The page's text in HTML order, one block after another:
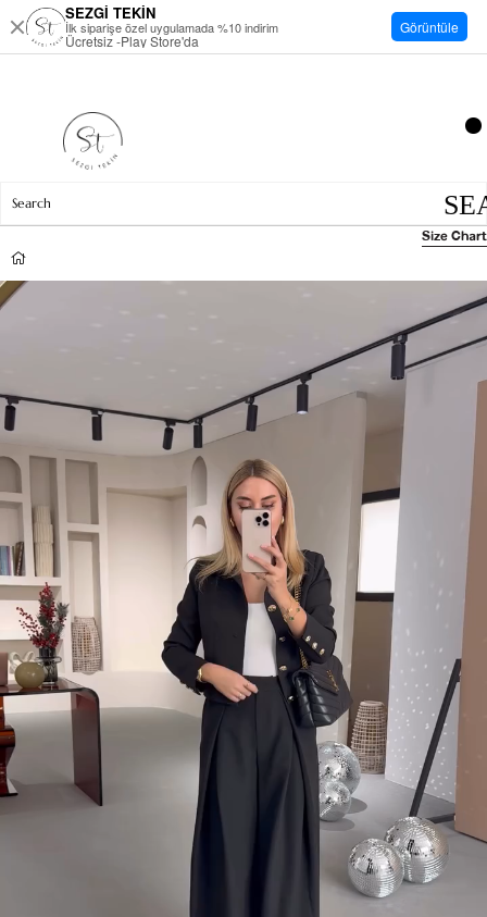
Size Chart
SEZGİ TEKİN
İlk siparişe özel uygulamada %10 indirim
Ücretsiz -Play Store'da
Görüntüle